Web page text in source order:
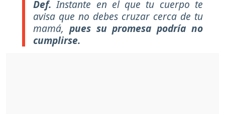
Def.Instante en el que tu cuerpo te
avisa que no debes cruzar cerca de tu
mamá, pues su promesa podría no
cumplirse.